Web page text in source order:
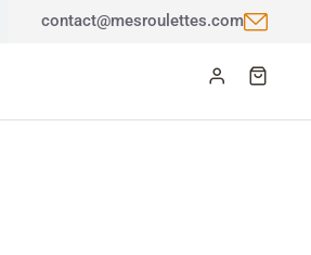
contact@mesroulettes.com